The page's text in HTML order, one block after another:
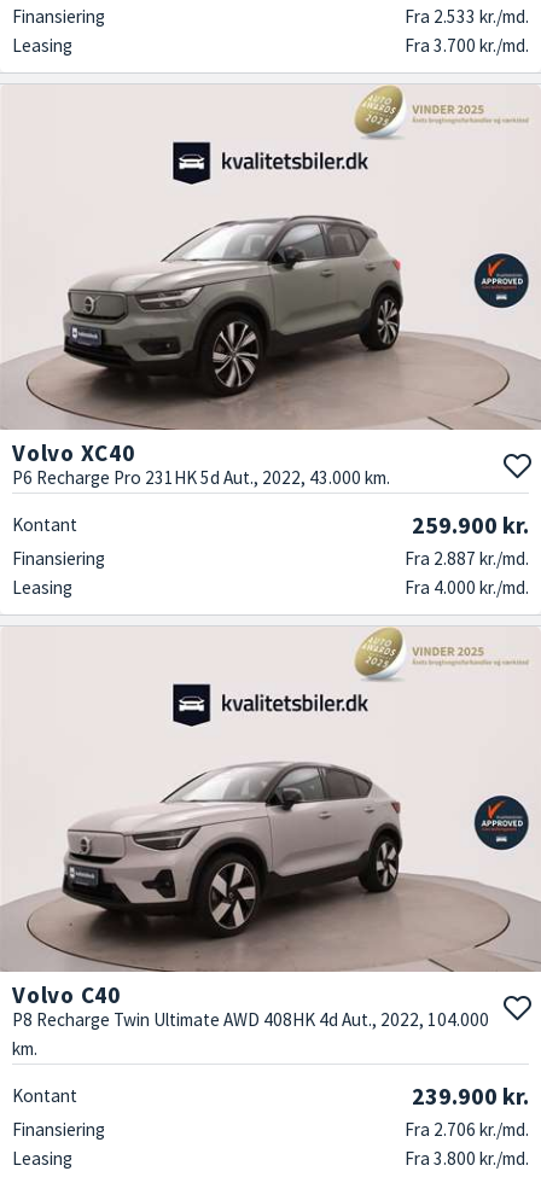
Finansiering
Fra 2.533 kr./md.
Leasing
Fra 3.700 kr./md.
Volvo XC40
P6 Recharge Pro 231HK 5d Aut., 2022, 43.000 km.
Kontant 259.900 kr.
Finansiering
Fra 2.887 kr./md.
Leasing
Fra 4.000 kr./md.
Volvo C40
P8 Recharge Twin Ultimate AWD 408HK 4d Aut., 2022, 104.000
km.
Kontant 239.900 kr.
Finansiering
Fra 2.706 kr./md.
Leasing
Fra 3.800 kr./md.